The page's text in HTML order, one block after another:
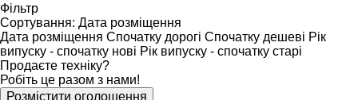
Фільтр
Сортування: Дата розміщення
Дата розміщення Спочатку дорогі Спочатку дешеві Рік
випуску - спочатку нові Рік випуску - спочатку старі
Продаєте техніку?
Робіть це разом з нами!
Розмістити оголошення